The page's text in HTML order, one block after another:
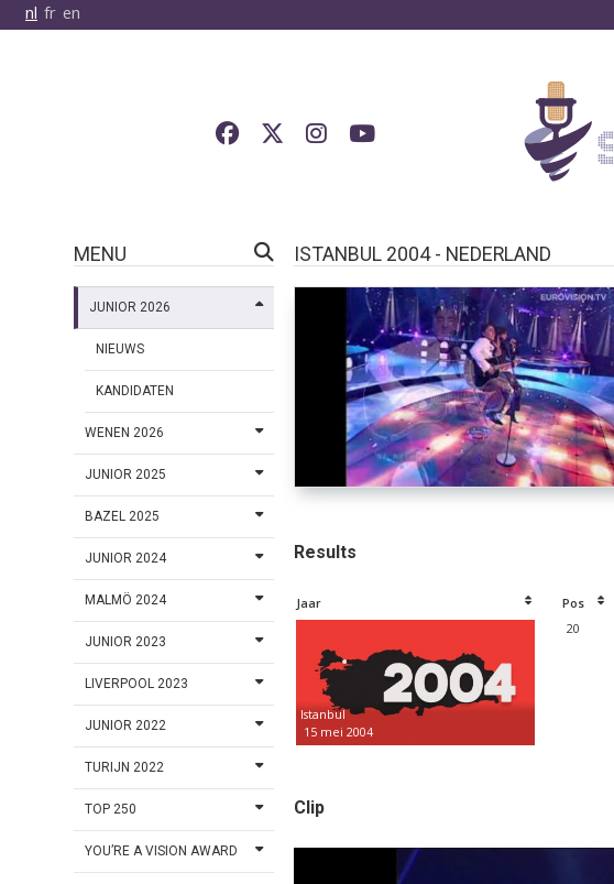
nl fr en
MENU
JUNIOR 2026
NIEUWS
KANDIDATEN
WENEN 2026
JUNIOR 2025
BAZEL 2025
JUNIOR 2024
MALMÖ 2024
JUNIOR 2023
LIVERPOOL 2023
JUNIOR 2022
TURIJN 2022
TOP 250
YOU’RE A VISION AWARD
ISTANBUL 2004 - NEDERLAND
Results
Jaar Pos
Istanbul
15 mei 2004
20
Clip